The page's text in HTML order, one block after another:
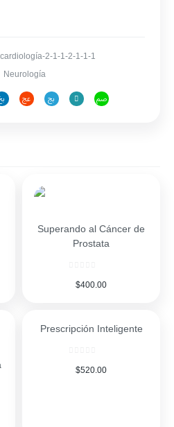
2-1-1-2-1-1-1
Neurología
Superando al Cáncer de
Prostata
$400.00
Prescripción Inteligente
$520.00